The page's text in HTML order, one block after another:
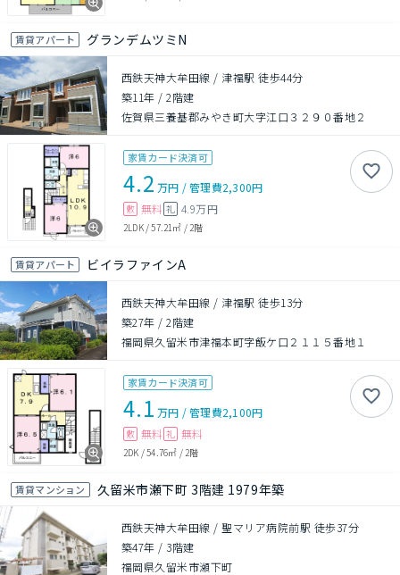
賃貸アパート グランデムツミN
西鉄天神大牟田線 / 津福駅 徒歩44分
築11年 /2階建
佐賀県三養基郡みやき町大字江口３２９０番地２
家賃カード決済可
4.2 万円 /管理費2,300円
敷 無料 礼 4.9万円
2LDK/57.21㎡ /2階
賃貸アパート ビイラファインA
西鉄天神大牟田線 / 津福駅 徒歩13分
築27年 /2階建
福岡県久留米市津福本町字飯ケ口２１１５番地１
家賃カード決済可
4.1 万円 /管理費2,100円
敷 無料 礼 無料
2DK /54.76㎡ /2階
賃貸マンション 久留米市瀬下町 3階建 1979年築
西鉄天神大牟田線 / 聖マリア病院前駅 徒歩37分
築47年 / 3階建
福岡県久留米市瀬下町